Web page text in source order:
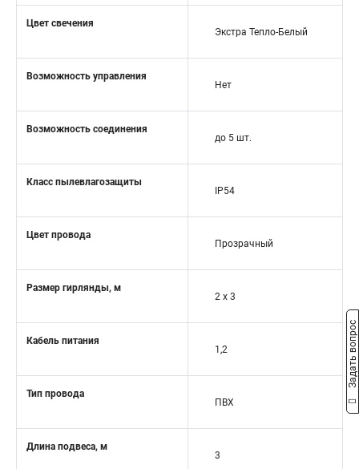
Цвет свечения
Экстра Тепло-Белый
Возможность управления
Нет
Возможность соединения
до 5 шт.
Класс пылевлагозащиты
IP54
Цвет провода
Прозрачный
Размер гирлянды, м
2 x 3
Кабель питания
1,2
Тип провода
ПВХ
Длина подвеса, м
3
Задать вопрос